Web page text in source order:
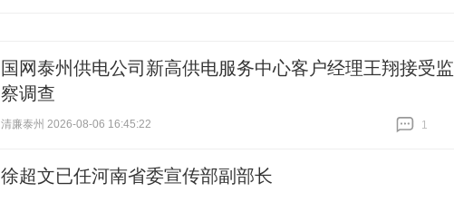
国网泰州供电公司新高供电服务中心客户经理王翔接受监
察调查
清廉泰州 2026-08-06 16:45:22
1
徐超文已任河南省委宣传部副部长